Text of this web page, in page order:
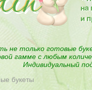
не только готовые
гамме с любым
Индивидуальный
букеты